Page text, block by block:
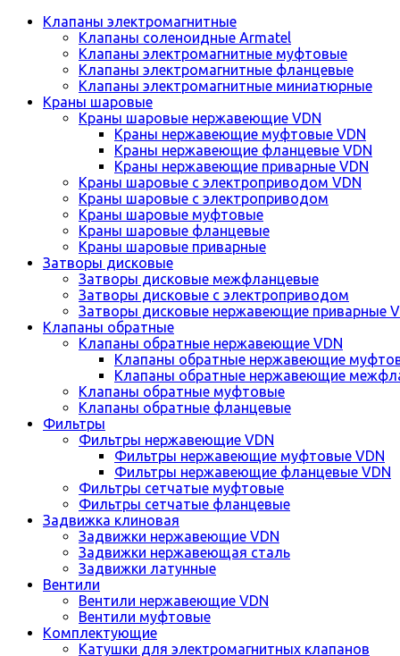
Клапаны электромагнитные
Клапаны соленоидные Armatel
Клапаны электромагнитные муфтовые
Клапаны электромагнитные фланцевые
Клапаны электромагнитные миниатюрные
Краны шаровые
Краны шаровые нержавеющие VDN
Краны нержавеющие муфтовые VDN
Краны нержавеющие фланцевые VDN
Краны нержавеющие приварные VDN
Краны шаровые с электроприводом VDN
Краны шаровые с электроприводом
Краны шаровые муфтовые
Краны шаровые фланцевые
Краны шаровые приварные
Затворы дисковые
Затворы дисковые межфланцевые
Затворы дисковые с электроприводом
Затворы дисковые нержавеющие приварные
Клапаны обратные
Клапаны обратные нержавеющие VDN
Клапаны обратные нержавеющие
Клапаны обратные нержавеющие
Клапаны обратные муфтовые
Клапаны обратные фланцевые
Фильтры
Фильтры нержавеющие VDN
Фильтры нержавеющие муфтовые VDN
Фильтры нержавеющие фланцевые VDN
Фильтры сетчатые муфтовые
Фильтры сетчатые фланцевые
Задвижка клиновая
Задвижки нержавеющие VDN
Задвижки нержавеющая сталь
Задвижки латунные
Вентили
Вентили нержавеющие VDN
Вентили муфтовые
Комплектующие
Катушки для электромагнитных клапанов